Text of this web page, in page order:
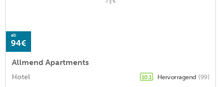
ab
94€
Allmend Apartments
Hotel 10,1 Hervorragend (99)